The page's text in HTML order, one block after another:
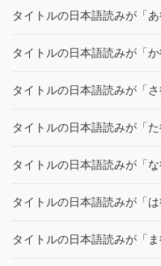
タイトルの日本語読みが「
タイトルの日本語読みが「
タイトルの日本語読みが「
タイトルの日本語読みが「
タイトルの日本語読みが「
タイトルの日本語読みが「
タイトルの日本語読みが「